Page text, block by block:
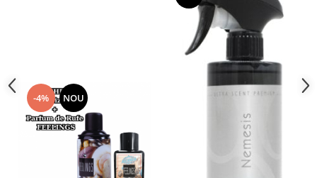
-4% NOU